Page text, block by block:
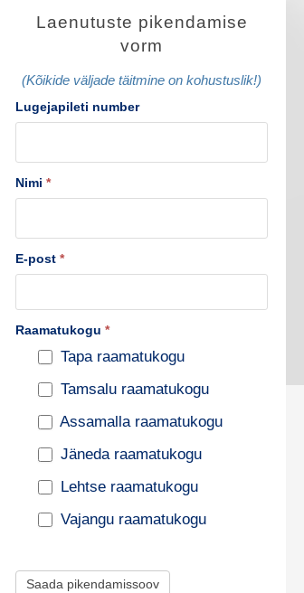
n
t
u
e
i
Laenutuste pikendamise
vorm
(Kõikide väljade täitmine on kohustuslik!)
Lugejapileti number
Nimi *
E-post *
Raamatukogu *
Tapa raamatukogu
Tamsalu raamatukogu
Assamalla raamatukogu
Jäneda raamatukogu
Lehtse raamatukogu
Vajangu raamatukogu
Saada pikendamissoov